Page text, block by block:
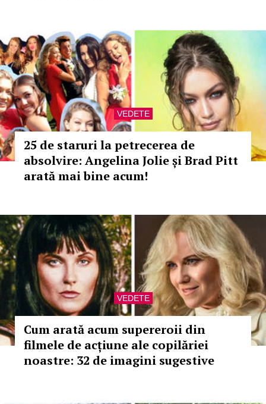
VEDETE
25 de staruri la petrecerea de
absolvire: Angelina Jolie și Brad Pitt
arată mai bine acum!
VEDETE
Cum arată acum supereroii din
filmele de acțiune ale copilăriei
noastre: 32 de imagini sugestive